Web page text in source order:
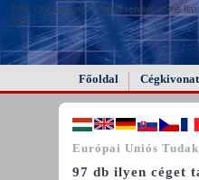
FAIL (the browser should render some
this).
Főoldal Cégkivonat
Európai Uniós
97 db ilyen céget